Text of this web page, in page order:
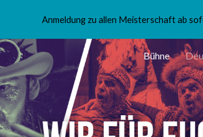
Skip to main contentAnmeldung zu allen Meisterschaft ab
Bühne